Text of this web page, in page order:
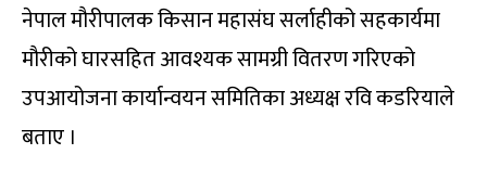
नेपाल मौरीपालक किसान महासंघ सर्लाहीको सहकार्यमा
मौरीको घारसहित आवश्यक सामग्री वितरण गरिएको
उपआयोजना कार्यान्वयन समितिका अध्यक्ष रवि कडरियाले
बताए ।